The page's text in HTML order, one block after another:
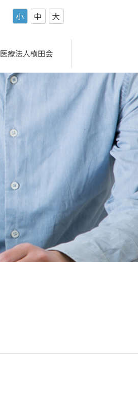
小 中 大
医療法人横田会